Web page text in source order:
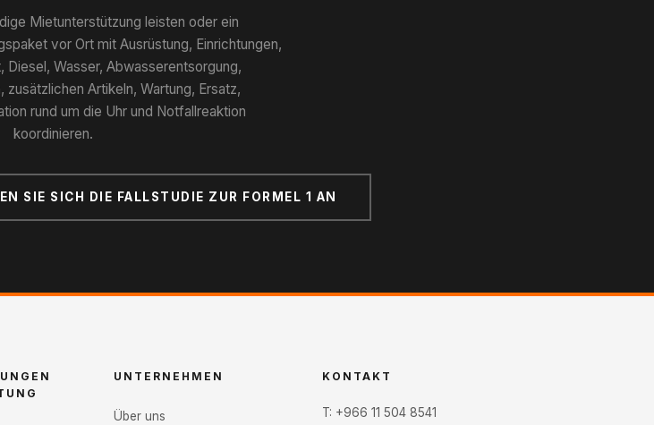
Mietunterstützung leisten oder ein
vor Ort mit Ausrüstung, Einrichtungen,
Diesel, Wasser, Abwasserentsorgung,
zusätzlichen Artikeln, Wartung, Ersatz,
rund um die Uhr und Notfallreaktion
koordinieren.
SIE SICH DIE FALLSTUDIE ZUR FORMEL 1 AN
UNTERNEHMEN
Über uns
KONTAKT
T: +966 11 504 8541